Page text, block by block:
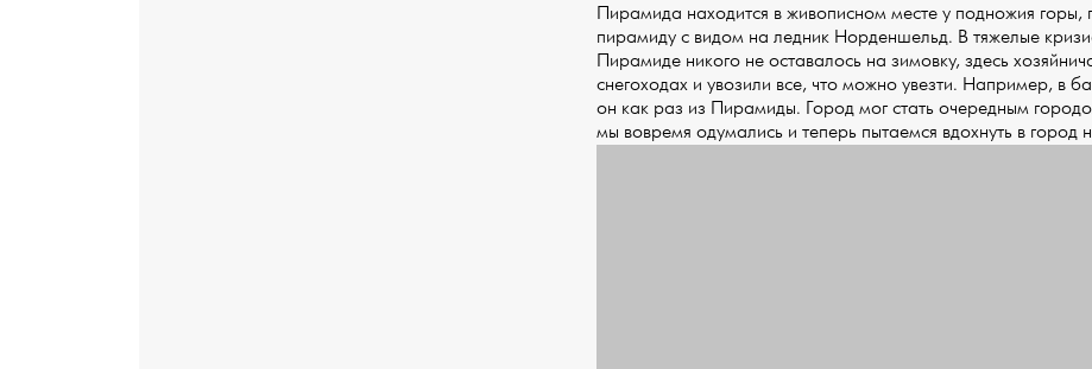
Пирамида находится в живописном месте у подножия
пирамиду с видом на ледник Норденшельд. В тяжелые
Пирамиде никого не оставалось на зимовку, здесь
снегоходах и увозили все, что можно увезти. Например, в
он как раз из Пирамиды. Город мог стать очередным
мы вовремя одумались и теперь пытаемся вдохнуть в город